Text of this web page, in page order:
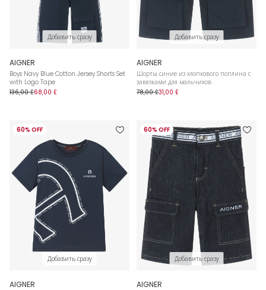
Добавить сразу
AIGNER
Boys Navy Blue Cotton Jersey Shorts Set
with Logo Tape
136,00 £68,00 £
Добавить сразу
AIGNER
Шорты синие из хлопкового поплина с
завязками для мальчиков
78,00 £31,00 £
60% OFF
Добавить сразу
AIGNER
60% OFF
Добавить сразу
AIGNER